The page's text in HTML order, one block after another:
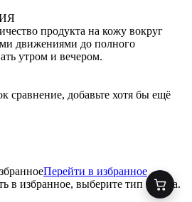
продукта на кожу вокруг
движениями до полного
утром и вечером.
сравнение, добавьте хотя бы ещё
Перейти в избранное
в избранное, выберите тип товара.